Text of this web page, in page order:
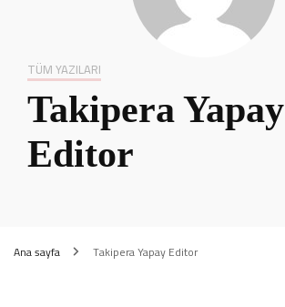
TÜM YAZILARI
Takipera Yapay
Editor
Ana sayfa Takipera Yapay Editor